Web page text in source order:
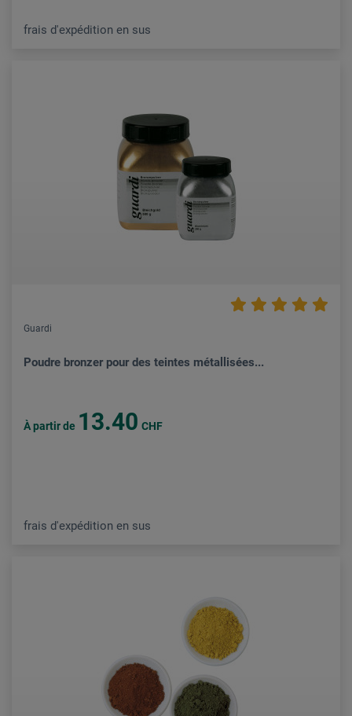
frais d'expédition en sus
Guardi
Poudre bronzer pour des teintes métallisées...
À partir de 13.40 CHF
frais d'expédition en sus